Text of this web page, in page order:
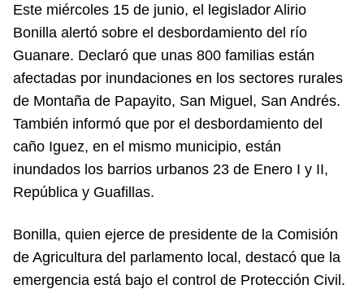
Este miércoles 15 de junio, el legislador Alirio
Bonilla alertó sobre el desbordamiento del río
Guanare. Declaró que unas 800 familias están
afectadas por inundaciones en los sectores rurales
de Montaña de Papayito, San Miguel, San Andrés.
También informó que por el desbordamiento del
caño Iguez, en el mismo municipio, están
inundados los barrios urbanos 23 de Enero I y II,
República y Guafillas.
Bonilla, quien ejerce de presidente de la Comisión
de Agricultura del parlamento local, destacó que la
emergencia está bajo el control de Protección Civil.